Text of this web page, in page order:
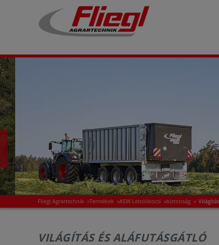
Fliegl Agrartechnik »Termékek »ASW Letolókocsi »biztonság »
VILÁGÍTÁS ÉS ALÁFUTÁSGÁTLÓ